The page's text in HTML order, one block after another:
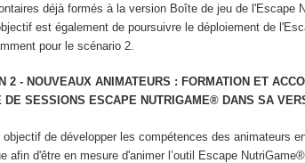
déjà formés à la version Boîte de jeu de l'Escape
est également de poursuivre le déploiement de
pour le scénario 2.
2 - NOUVEAUX ANIMATEURS : FORMATION ET
DE SESSIONS ESCAPE NUTRIGAME® DANS SA
objectif de développer les compétences des animateurs
afin d'être en mesure d'animer l’outil Escape NutriGame®